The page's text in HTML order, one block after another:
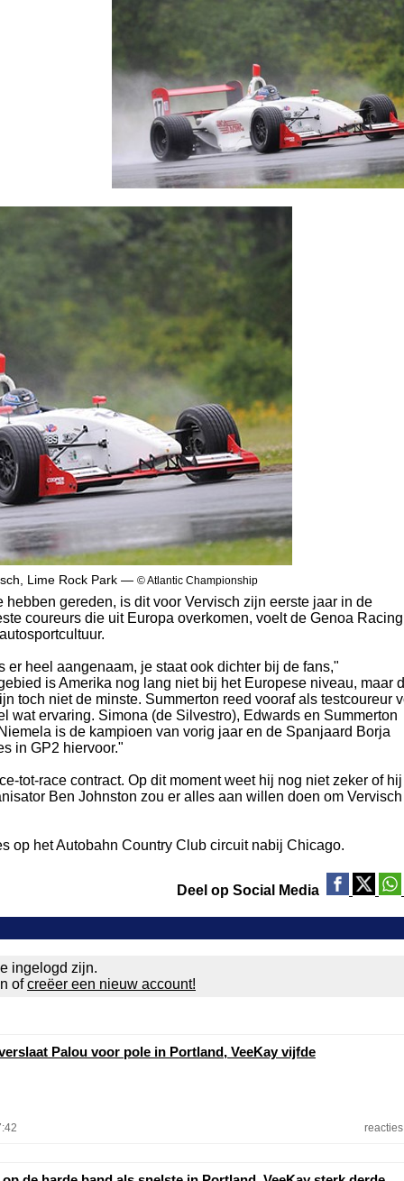
Lime Rock Park — © Atlantic Championship
gereden, is dit voor Vervisch zijn eerste jaar in de
coureurs die uit Europa overkomen, voelt de Genoa Racing
er heel aangenaam, je staat ook dichter bij de fans,"
is Amerika nog lang niet bij het Europese niveau, maar
toch niet de minste. Summerton reed vooraf als testcoureur
wat ervaring. Simona (de Silvestro), Edwards en Summerton
is de kampioen van vorig jaar en de Spanjaard Borja
in GP2 hiervoor."
tot-race contract. Op dit moment weet hij nog niet zeker of
Ben Johnston zou er alles aan willen doen om
op het Autobahn Country Club circuit nabij Chicago.
Deel op Social Media
ingelogd zijn.
ofcreëer een nieuw account!
Palou voor pole in Portland, VeeKay vijfde